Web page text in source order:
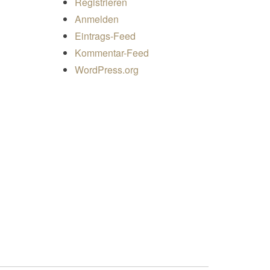
Anmelden
Eintrags-Feed
Kommentar-Feed
WordPress.org